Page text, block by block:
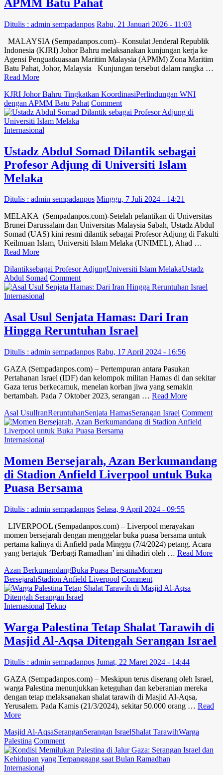
APMM Batu Pahat
Ditulis : admin sempadanpos Rabu, 21 Januari 2026 - 11:03
MALAYSIA (Sempadanpos.com)– Konsulat Jenderal Republik
Indonesia (KJRI) Johor Bahru melaksanakan kunjungan kerja ke
Agensi Penguatkuasaan Maritim Malaysia (APMM) Zona Maritim
Batu Pahat, Johor, Malaysia Kunjungan tersebut dalam rangka …
Read More
KJRI Johor Bahru Tingkatkan KoordinasiPerlindungan WNI
dengan APMM Batu Pahat Commenton
KJRI
Koordinasi
Perlindungan
WNI
Pahat
Internasional
Ustadz Abdul Somad Dilantik sebagai
Profesor Adjung di Universiti Islam
Melaka
Ditulis : admin sempadanpos Minggu, 7 Juli 2024 - 14:21
MELAKA (Sempadanpos.com)-Setelah pelantikan di Universitas
Brunei Darussalam dan Universitas Malaysia Sabah, Ustadz Abdul
Somad (UAS) kini resmi dilantik sebagai Profesor Adjung di Fakulti
Keilmuan Islam, Universiti Islam Melaka (UNIMEL), Ahad …
Read More
Dilantiksebagai Profesor AdjungUniversiti Islam MelakaUstadz
Abdul Somad Commenton
Ustadz
Dilantik
sebagai
Profesor
di
Universiti
Islam
Melaka
Internasional
Asal Usul Senjata Hamas: Dari Iran
Hingga Reruntuhan Israel
Ditulis : admin sempadanpos Rabu, 17 April 2024 - 16:56
GAZA (Sempadanpos.com) – Pertempuran antara Pasukan
Pertahanan Israel (IDF) dan kelompok militan Hamas di dan sekitar
Gaza terus berkecamuk, menelan korban jiwa yang semakin
bertambah. Pada 7 Oktober 2023, serangan … Read More
Asal UsulIranReruntuhanSenjata HamasSerangan Israel Commenton
Internasional
Momen Bersejarah, Azan Berkumandang
di Stadion Anfield Liverpool untuk Buka
Puasa Bersama
Ditulis : admin sempadanpos Selasa, 9 April 2024 - 09:55
LIVERPOOL (Sempadanpos.com) – Liverpool merayakan
momen bersejarah dengan menggelar buka puasa bersama untuk
pertama kalinya di Anfield pada Minggu (7/4/2024) petang. Acara
yang bertajuk ‘Berbagi Ramadhan’ ini dihadiri oleh … Read More
Azan BerkumandangBuka Puasa BersamaMomen
BersejarahStadion Anfield Liverpool Commenton
Momen
di
Stadion
Anfield
untuk
Buka
Puasa
Bersama
Internasional Tekno
Warga Palestina Tetap Shalat Tarawih di
Masjid Al-Aqsa Ditengah Serangan Israel
Ditulis : admin sempadanpos Jumat, 22 Maret 2024 - 14:44
GAZA (Sempadanpos.com) – Meskipun terus diserang oleh Israel,
warga Palestina menunjukkan keteguhan dan keberanian mereka
dengan tetap melaksanakan shalat tarawih di Masjid Al-Aqsa,
Yerusalem. Pada Kamis (21/3/2024), sekitar 50.000 orang … Read
More
Masjid Al-AqsaSeranganSerangan IsraelShalat TarawihWarga
Palestina Commenton
Warga
Palestina
Internasional